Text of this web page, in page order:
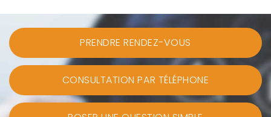
PRENDRE RENDEZ-VOUS
CONSULTATION PAR TÉLÉPHONE